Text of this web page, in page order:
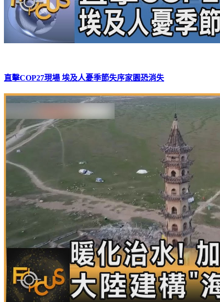
直擊COP27現場 埃及人憂季節失序家園恐消失